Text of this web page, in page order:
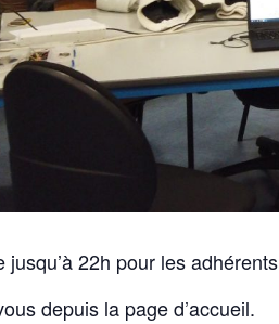
22h pour les
depuis la page d’accueil.